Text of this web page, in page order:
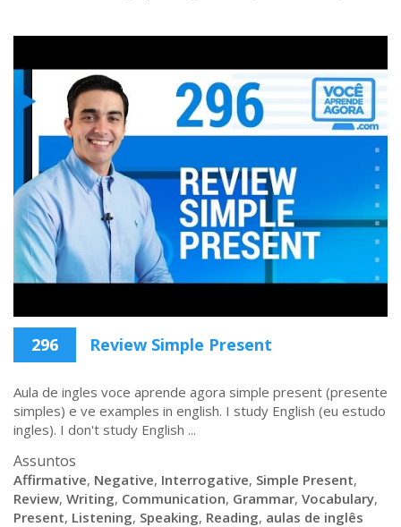
296 Review Simple Present
Aula de ingles voce aprende agora simple present (presente
simples) e ve examples in english. I study English (eu estudo
ingles). I don't study English ...
Assuntos
Affirmative, Negative, Interrogative, Simple Present,
Review, Writing, Communication, Grammar, Vocabulary,
Present, Listening, Speaking, Reading, aulas de inglês